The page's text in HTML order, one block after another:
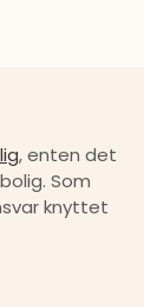
, enten det
Som
knyttet